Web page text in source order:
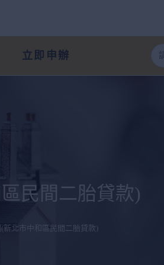
立即申辦
民間二胎貸款)
新北市中和區民間二胎貸款)